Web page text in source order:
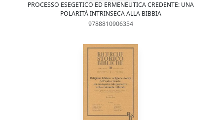
PROCESSO ESEGETICO ED ERMENEUTICA CREDENTE: UNA
POLARITÀ INTRINSECA ALLA BIBBIA
9788810906354